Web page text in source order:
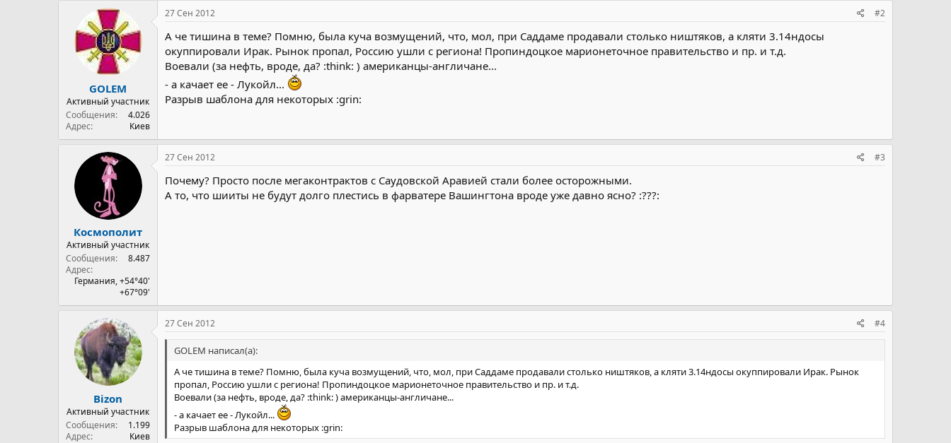
предположительно, войдут "Панцири-С1" и Ми-28НЭ.
GOLEM
Активный участник
Сообщения
4.026
Адрес
Киев
27 Сен 2012 #2
А че тишина в теме? Помню, была куча возмущений, что, мол, при Саддаме продавали столько ништяков, а кляти 3.14ндосы
окуппировали Ирак. Рынок пропал, Россию ушли с региона! Пропиндоцкое марионеточное правительство и пр. и т.д.
Воевали (за нефть, вроде, да? :think: ) американцы-англичане...
- а качает ее - Лукойл...
Разрыв шаблона для некоторых :grin:
Космополит
Активный участник
Сообщения
8.487
Адрес
Германия, +54°40'
+67°09'
27 Сен 2012 #3
Почему? Просто после мегаконтрактов с Саудовской Аравией стали более осторожными.
А то, что шииты не будут долго плестись в фарватере Вашингтона вроде уже давно ясно? :???:
Bizon
Активный участник
Сообщения
1.199
Адрес
Киев
27 Сен 2012 #4
GOLEM написал(а):
А че тишина в теме? Помню, была куча возмущений, что, мол, при Саддаме продавали столько ништяков, а кляти 3.14ндосы окуппировали Ирак. Рынок
пропал, Россию ушли с региона! Пропиндоцкое марионеточное правительство и пр. и т.д.
Воевали (за нефть, вроде, да? :think: ) американцы-англичане...
- а качает ее - Лукойл...
Разрыв шаблона для некоторых :grin: